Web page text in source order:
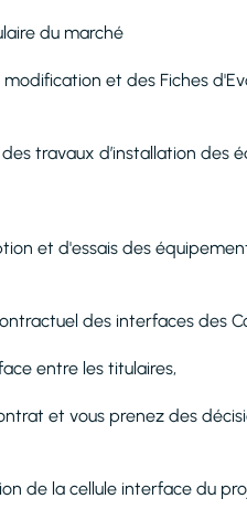
du marché
et des Fiches
travaux d’installation des
et d'essais des
des interfaces des
entre les titulaires,
et vous prenez des
de la cellule interface du